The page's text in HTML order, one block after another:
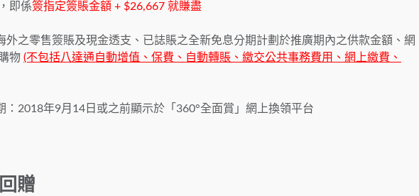
即係簽指定簽賬金額 + $26,667 就賺盡
外之零售簽賬及現金透支、已誌賬之全新免息分期計劃於推廣期內之供款金額、網
物 (不包括八達通自動增值、保費、自動轉賬、繳交公共事務費用、網上繳費、
：2018年9月14日或之前顯示於「360°全面賞」網上換領平台
贈